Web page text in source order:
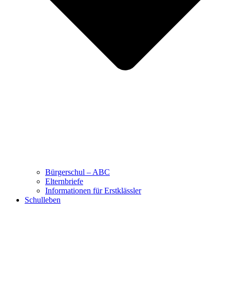
Bürgerschul – ABC
Elternbriefe
Informationen für Erstklässler
Schulleben